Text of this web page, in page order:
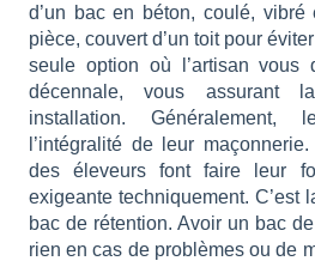
d’un bac en béton, coulé,
pièce, couvert d’un toit pour
seule option où l’artisan vous
décennale, vous assurant
installation. Généralement,
l’intégralité de leur
des éleveurs font faire leur
exigeante techniquement. C’est
bac de rétention. Avoir un bac
rien en cas de problèmes ou de